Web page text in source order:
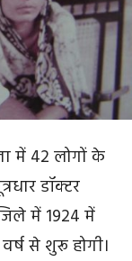
में 42 लोगों के
डॉक्टर
में 1924 में
से शुरू होगी।